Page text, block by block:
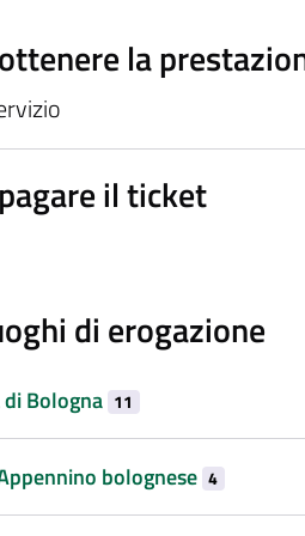
la
il ticket
di erogazione
Bologna 11
bolognese 4